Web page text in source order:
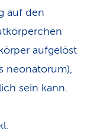
auf den
aufgelöst
neonatorum),
sein kann.